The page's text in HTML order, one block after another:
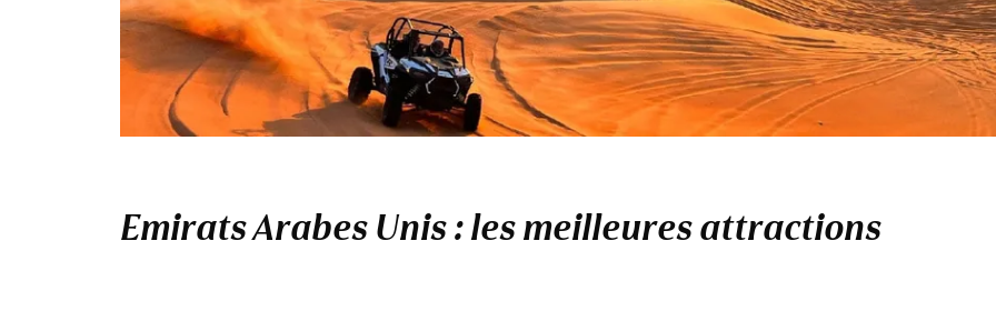
Emirats Arabes Unis : les meilleures attractions